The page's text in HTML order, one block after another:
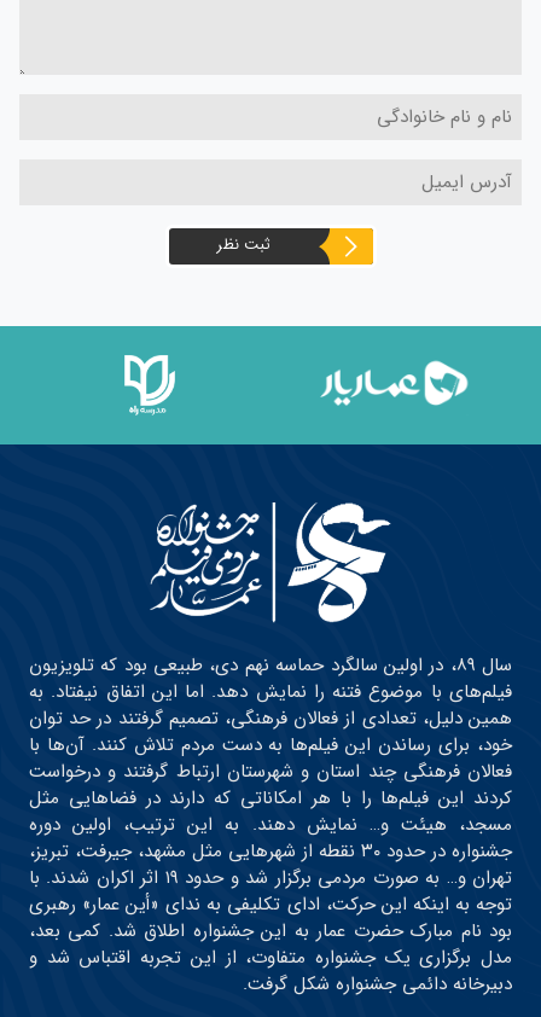
ثبت نظر
سال ۸۹، در اولین سالگرد حماسه نهم دی، طبیعی بود که تلویزیون
فیلم‌های با موضوع فتنه را نمایش دهد. اما این اتفاق نیفتاد. به
همین دلیل، تعدادی از فعالان فرهنگی، تصمیم گرفتند در حد توان
خود، برای رساندن این فیلم‌ها به دست مردم تلاش کنند. آن‌ها با
فعالان فرهنگی چند استان و شهرستان ارتباط گرفتند و درخواست
کردند این فیلم‌ها را با هر امکاناتی که دارند در فضاهایی مثل
مسجد، هیئت و… نمایش دهند. به این ترتیب، اولین دوره
جشنواره در حدود ۳۰ نقطه از شهرهایی مثل مشهد، جیرفت، تبریز،
تهران و… به صورت مردمی برگزار شد و حدود ۱۹ اثر اکران شدند. با
توجه به اینکه این حرکت، ادای تکلیفی به ندای «أین عمار» رهبری
بود نام مبارک حضرت عمار به این جشنواره اطلاق شد. کمی بعد،
مدل برگزاری یک جشنواره متفاوت، از این تجربه اقتباس شد و
دبیرخانه دائمی جشنواره شکل گرفت.